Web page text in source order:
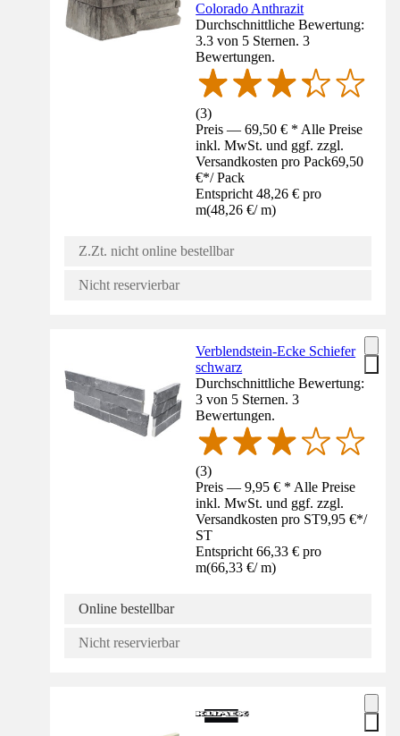
Colorado Anthrazit
Durchschnittliche Bewertung:
3.3 von 5 Sternen. 3
Bewertungen.
(3)
Preis — 69,50 € * Alle Preise
inkl. MwSt. und ggf. zzgl.
Versandkosten pro Pack69,50
€*/ Pack
Entspricht 48,26 € pro
m(48,26 €/ m)
Z.Zt. nicht online bestellbar
Nicht reservierbar
Verblendstein-Ecke Schiefer
schwarz
Durchschnittliche Bewertung:
3 von 5 Sternen. 3
Bewertungen.
(3)
Preis — 9,95 € * Alle Preise
inkl. MwSt. und ggf. zzgl.
Versandkosten pro ST9,95 €*/
ST
Entspricht 66,33 € pro
m(66,33 €/ m)
Online bestellbar
Nicht reservierbar